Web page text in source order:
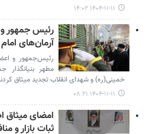
۱۴۰۴-۱۱-۱۱ ۱۴:۰۲
رئیس جمهور
آرمان‌های
رئیس‌جمهور و
مطهر بنیانگذار
خمینی(ره) و شهدای انقلاب تجدید میثاق
۱۴۰۴-۱۱-۱۱ ۰۸:۲۱
امضای میثاق
ثبات بازار و